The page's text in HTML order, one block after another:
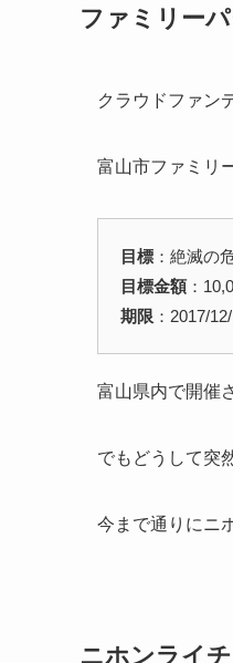
ファミリー
クラウドファン
富山市ファミリ
目標 ：絶滅の
目標金額：
期限 ：2017/
富山県内で開催
でもどうして突
今まで通りにニ
ニホンライ